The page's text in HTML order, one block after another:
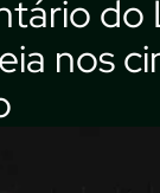
do
nos